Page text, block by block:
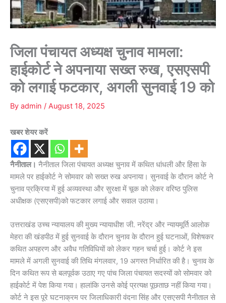
जिला पंचायत अध्यक्ष चुनाव मामला:
हाईकोर्ट ने अपनाया सख्त रुख, एसएसपी
को लगाई फटकार, अगली सुनवाई 19 को
By admin / August 18, 2025
खबर शेयर करें
नैनीताल। नैनीताल जिला पंचायत अध्यक्ष चुनाव में कथित धांधली और हिंसा के
मामले पर हाईकोर्ट ने सोमवार को सख्त रुख अपनाया। सुनवाई के दौरान कोर्ट ने
चुनाव प्रक्रिया में हुई अव्यवस्था और सुरक्षा में चूक को लेकर वरिष्ठ पुलिस
अधीक्षक (एसएसपी)को फटकार लगाई और सवाल उठाया।
उत्तराखंड उच्च न्यायालय की मुख्य न्यायाधीश जी. नरेंद्र और न्यायमूर्ति आलोक
मेहरा की खंडपीठ में हुई सुनवाई के दौरान चुनाव के दौरान हुई घटनाओं, विशेषकर
कथित अपहरण और अवैध गतिविधियों को लेकर गहन चर्चा हुई। कोर्ट ने इस
मामले में अगली सुनवाई की तिथि मंगलवार, 19 अगस्त निर्धारित की है। चुनाव के
दिन कथित रूप से बलपूर्वक उठाए गए पांच जिला पंचायत सदस्यों को सोमवार को
हाईकोर्ट में पेश किया गया। हालांकि उनसे कोई प्रत्यक्ष पूछताछ नहीं किया गया।
कोर्ट ने इस पूरे घटनाक्रम पर जिलाधिकारी वंदना सिंह और एसएसपी नैनीताल से